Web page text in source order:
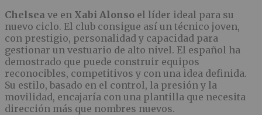
Chelsea ve en Xabi Alonso el líder ideal para su
nuevo ciclo. El club consigue así un técnico joven,
con prestigio, personalidad y capacidad para
gestionar un vestuario de alto nivel. El español ha
demostrado que puede construir equipos
reconocibles, competitivos y con una idea definida.
Su estilo, basado en el control, la presión y la
movilidad, encajaría con una plantilla que necesita
dirección más que nombres nuevos.